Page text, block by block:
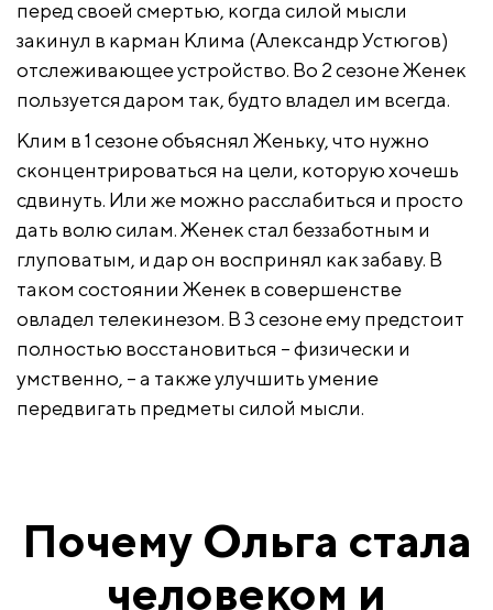
перед своей смертью, когда силой мысли
закинул в карман Клима (Александр Устюгов)
отслеживающее устройство. Во 2 сезоне Женек
пользуется даром так, будто владел им всегда.
Клим в 1 сезоне объяснял Женьку, что нужно
сконцентрироваться на цели, которую хочешь
сдвинуть. Или же можно расслабиться и просто
дать волю силам. Женек стал беззаботным и
глуповатым, и дар он воспринял как забаву. В
таком состоянии Женек в совершенстве
овладел телекинезом. В 3 сезоне ему предстоит
полностью восстановиться – физически и
умственно, – а также улучшить умение
передвигать предметы силой мысли.
Почему Ольга стала
человеком и